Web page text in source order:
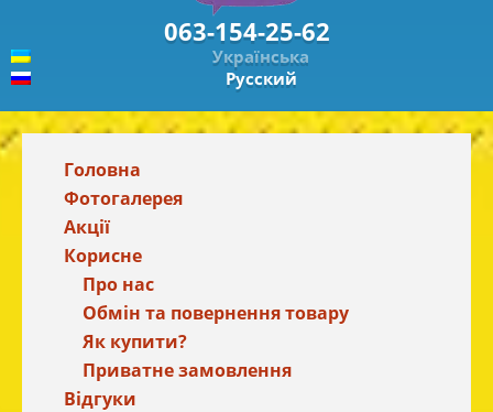
063-154-25-62
Українська
Русский
Головна
Фотогалерея
Акції
Корисне
Про нас
Обмін та повернення товару
Як купити?
Приватне замовлення
Відгуки